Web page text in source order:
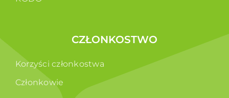
CZŁONKOSTWO
Korzyści członkostwa
Członkowie